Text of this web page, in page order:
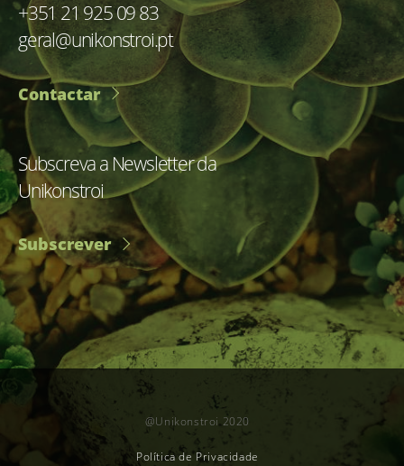
+351 21 925 09 83
geral@unikonstroi.pt
Contactar
Subscreva a Newsletter da
Unikonstroi
Subscrever
@Unikonstroi 2020
Política de Privacidade